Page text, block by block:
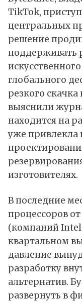
TikTok,
центральных
решение
поддерживать
глобального
резкого
выяснили
находится на
уже привлекла
изготовителях.
В последние
процессоров
(компаний Intel
квартальном
давление
разработку
альтернатив.
развернуть в